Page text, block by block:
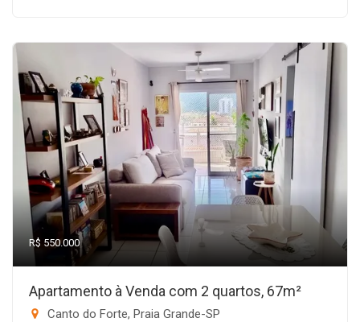
R$ 550.000
Apartamento à Venda com 2 quartos, 67m²
Canto do Forte, Praia Grande-SP